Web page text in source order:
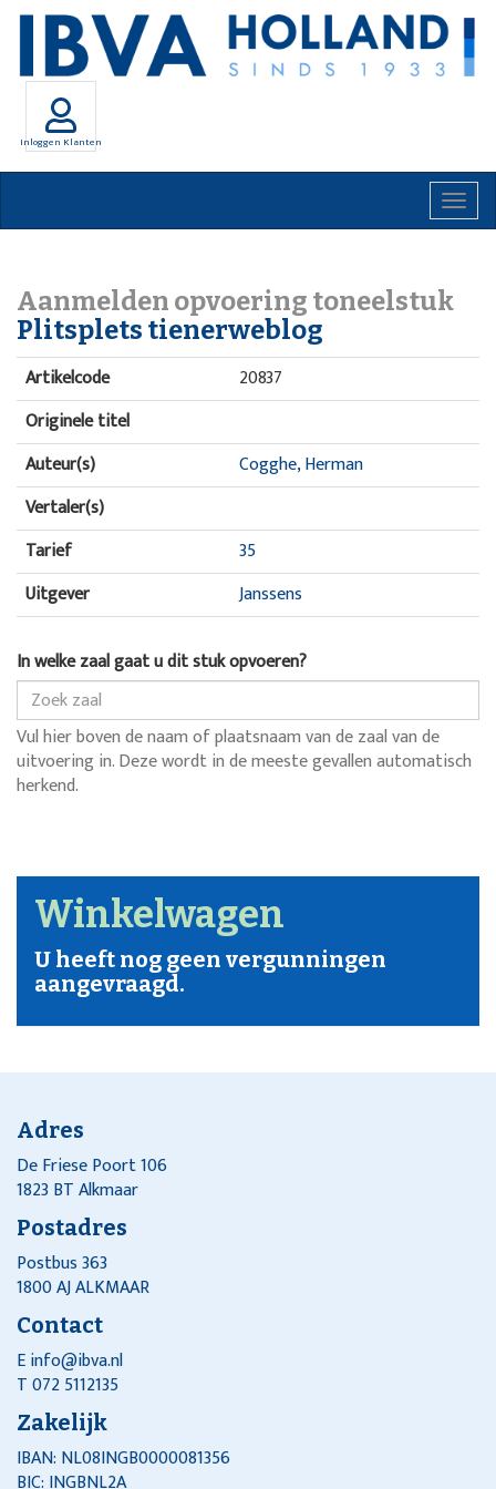
Inloggen Klanten
Aanmelden opvoering toneelstuk
Plitsplets tienerweblog
Artikelcode
20837
Originele titel
Auteur(s)
Cogghe, Herman
Vertaler(s)
Tarief
35
Uitgever
Janssens
In welke zaal gaat u dit stuk opvoeren?
Vul hier boven de naam of plaatsnaam van de zaal van de
uitvoering in. Deze wordt in de meeste gevallen automatisch
herkend.
Winkelwagen
U heeft nog geen vergunningen
aangevraagd.
Adres
De Friese Poort 106
1823 BT Alkmaar
Postadres
Postbus 363
1800 AJ ALKMAAR
Contact
Einfo@ibva.nl
T 072 5112135
Zakelijk
IBAN: NL08INGB0000081356